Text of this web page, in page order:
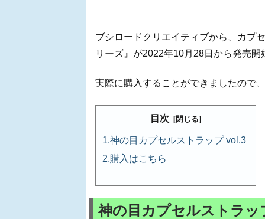
ブシロードクリエイティブから、カプ
リーズ』が2022年10月28日から発売開
実際に購入することができましたので
目次
神の目カプセルストラップ vol.3
購入はこちら
神の目カプセルストラッ